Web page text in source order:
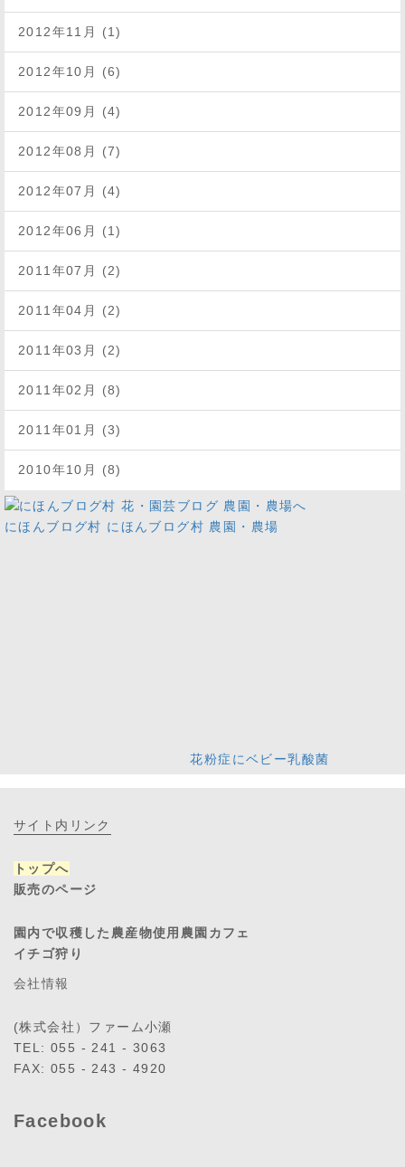
2012年11月 (1)
2012年10月 (6)
2012年09月 (4)
2012年08月 (7)
2012年07月 (4)
2012年06月 (1)
2011年07月 (2)
2011年04月 (2)
2011年03月 (2)
2011年02月 (8)
2011年01月 (3)
2010年10月 (8)
にほんブログ村 にほんブログ村 農園・農場
花粉症にベビー乳酸菌
サイト内リンク
トップへ
販売のページ
園内で収穫した農産物使用農園カフェ
イチゴ狩り
会社情報
(株式会社）ファーム小瀬
TEL: 055 - 241 - 3063
FAX: 055 - 243 - 4920
Facebook